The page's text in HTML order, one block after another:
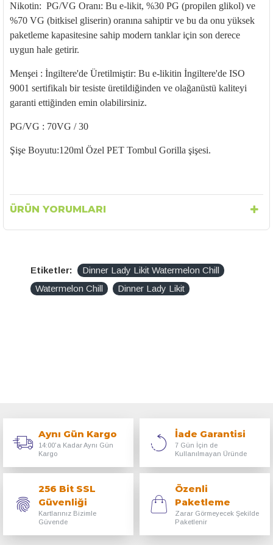
Nikotin: PG/VG Oranı: Bu e-likit, %30 PG (propilen glikol) ve
%70 VG (bitkisel gliserin) oranına sahiptir ve bu da onu yüksek
paketleme kapasitesine sahip modern tanklar için son derece
uygun hale getirir.
Menşei : İngiltere'de Üretilmiştir: Bu e-likitin İngiltere'de ISO
9001 sertifikalı bir tesiste üretildiğinden ve olağanüstü kaliteyi
garanti ettiğinden emin olabilirsiniz.
PG/VG : 70VG / 30
Şişe Boyutu:120ml Özel PET Tombul Gorilla şişesi.
ÜRÜN YORUMLARI
Etiketler:
Dinner Lady Likit Watermelon Chill
Watermelon Chill
Dinner Lady Likit
Aynı Gün Kargo
14:00'a Kadar Aynı Gün
Kargo
İade Garantisi
7 Gün İçin de
Kullanılmayan Üründe
256 Bit SSL
Güvenliği
Kartlarınız Bizimle
Güvende
Özenli
Paketleme
Zarar Görmeyecek Şekilde
Paketlenir